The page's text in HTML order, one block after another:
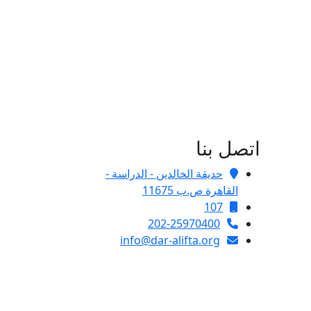
اتصل بنا
حديقة الخالدين - الدراسة -
القاهرة ص.ب 11675
107
202-25970400
info@dar-alifta.org